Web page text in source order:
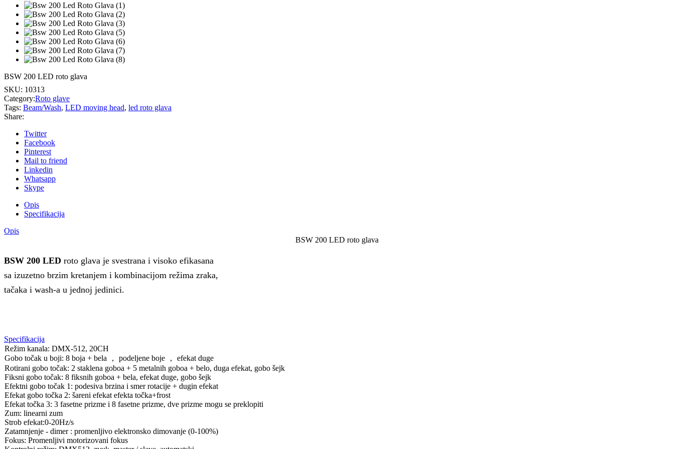
BSW 200 LED roto glava
SKU: 10313
Category:Roto glave
Tags: Beam/Wash, LED moving head, led roto glava
Share:
Twitter
Facebook
Pinterest
Mail to friend
Linkedin
Whatsapp
Skype
Opis
Specifikacija
Opis
BSW 200 LED roto glava
BSW 200 LED roto glava je svestrana i visoko efikasana
sa izuzetno brzim kretanjem i kombinacijom režima zraka,
tačaka i wash-a u jednoj jedinici.
Specifikacija
Režim kanala: DMX-512, 20CH
Gobo točak u boji: 8 boja + bela ， podeljene boje ， efekat duge
Rotirani gobo točak: 2 staklena goboa + 5 metalnih goboa + belo, duga efekat, gobo šejk
Fiksni gobo točak: 8 fiksnih goboa + bela, efekat duge, gobo šejk
Efektni gobo točak 1: podesiva brzina i smer rotacije + dugin efekat
Efekat gobo točka 2: šareni efekat efekta točka+frost
Efekat točka 3: 3 fasetne prizme i 8 fasetne prizme, dve prizme mogu se preklopiti
Zum: linearni zum
Strob efekat:0-20Hz/s
Zatamnjenje - dimer : promenljivo elektronsko dimovanje (0-100%)
Fokus: Promenljivi motorizovani fokus